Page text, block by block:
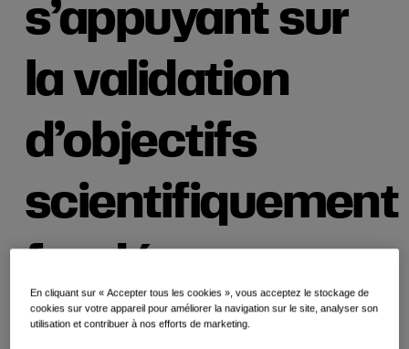
s’appuyant sur
la validation
d’objectifs
scientifiquement
Le fabricant de marques emblématiques telles
En cliquant sur « Accepter tous les cookies », vous acceptez le stockage de
cookies sur votre appareil pour améliorer la navigation sur le site, analyser son
utilisation et contribuer à nos efforts de marketing.